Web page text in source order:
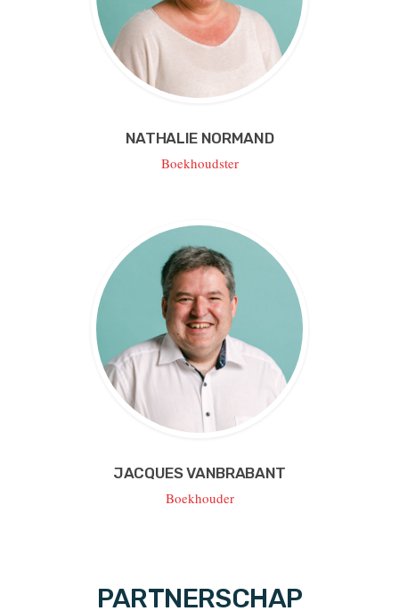
NATHALIE NORMAND
Boekhoudster
JACQUES VANBRABANT
Boekhouder
PARTNERSCHAP